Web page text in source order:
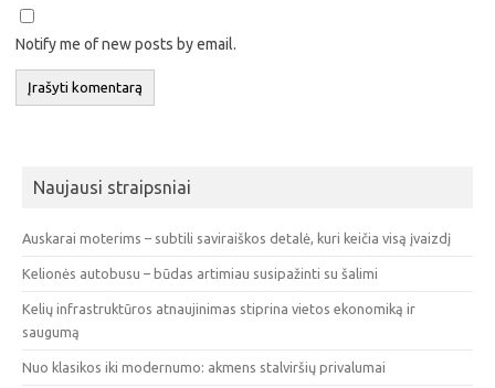
Notify me of new posts by email.
Naujausi straipsniai
Auskarai moterims – subtili saviraiškos detalė, kuri keičia visą įvaizdį
Kelionės autobusu – būdas artimiau susipažinti su šalimi
Kelių infrastruktūros atnaujinimas stiprina vietos ekonomiką ir
saugumą
Nuo klasikos iki modernumo: akmens stalviršių privalumai